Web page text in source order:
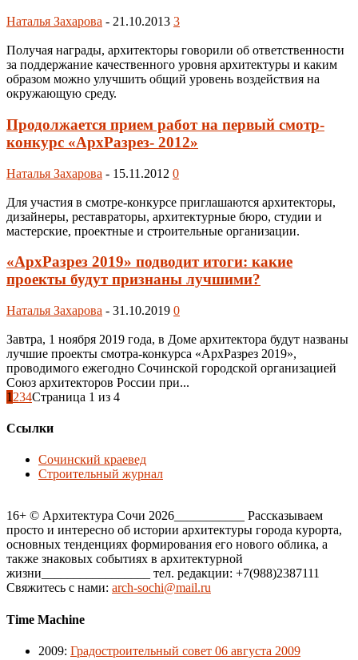
Наталья Захарова - 21.10.2013 3
Получая награды, архитекторы говорили об ответственности
за поддержание качественного уровня архитектуры и каким
образом можно улучшить общий уровень воздействия на
окружающую среду.
Продолжается прием работ на первый смотр-
конкурс «АрхРазрез- 2012»
Наталья Захарова - 15.11.2012 0
Для участия в смотре-конкурсе приглашаются архитекторы,
дизайнеры, реставраторы, архитектурные бюро, студии и
мастерские, проектные и строительные организации.
«АрхРазрез 2019» подводит итоги: какие
проекты будут признаны лучшими?
Наталья Захарова - 31.10.2019 0
Завтра, 1 ноября 2019 года, в Доме архитектора будут названы
лучшие проекты смотра-конкурса «АрхРазрез 2019»,
проводимого ежегодно Сочинской городской организацией
Союз архитекторов России при...
1 234Страница 1 из 4
Ссылки
Сочинский краевед
Строительный журнал
16+ © Архитектура Сочи 2026___________ Рассказываем
просто и интересно об истории архитектуры города курорта,
основных тенденциях формирования его нового облика, а
также знаковых событиях в архитектурной
жизни_________________ тел. редакции: +7(988)2387111
Свяжитесь с нами: arch-sochi@mail.ru
Time Machine
2009: Градостроительный совет 06 августа 2009